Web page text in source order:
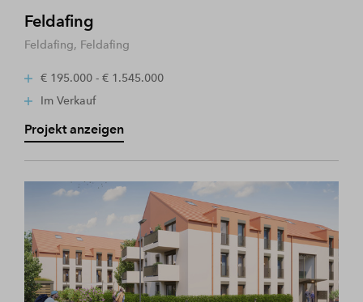
Feldafing
Feldafing, Feldafing
€ 195.000 - € 1.545.000
Im Verkauf
Projekt anzeigen